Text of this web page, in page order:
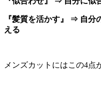
『髪質を活かす』 ⇒ 自分
える
メンズカットにはこの4点